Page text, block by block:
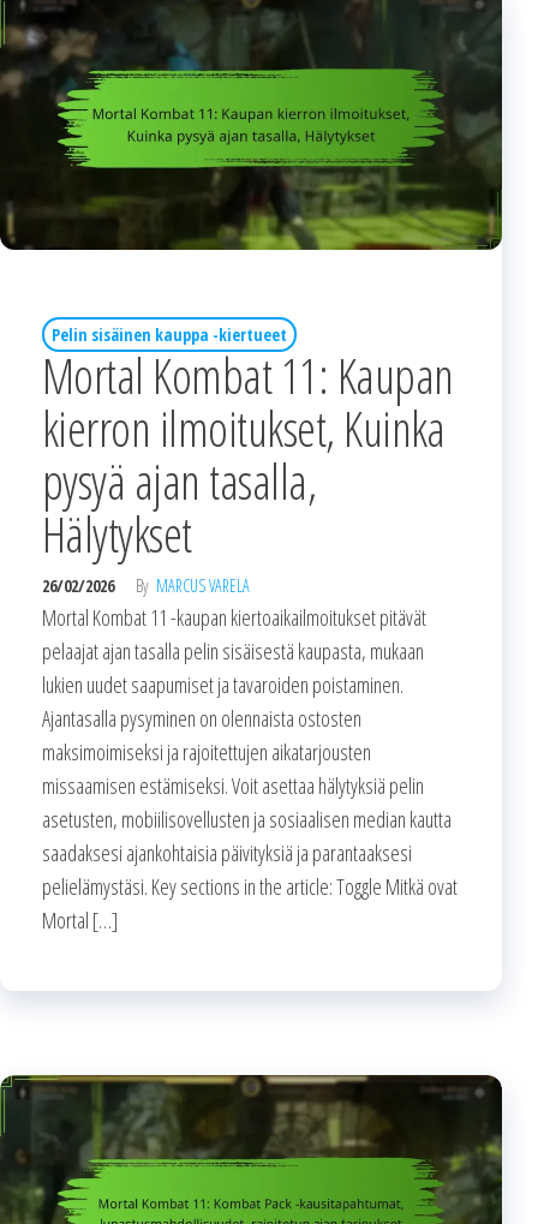
Pelin sisäinen kauppa -kiertueet
Mortal Kombat 11: Kaupan
kierron ilmoitukset, Kuinka
pysyä ajan tasalla,
Hälytykset
26/02/2026 By MARCUS VARELA
Mortal Kombat 11 -kaupan kiertoaikailmoitukset pitävät
pelaajat ajan tasalla pelin sisäisestä kaupasta, mukaan
lukien uudet saapumiset ja tavaroiden poistaminen.
Ajantasalla pysyminen on olennaista ostosten
maksimoimiseksi ja rajoitettujen aikatarjousten
missaamisen estämiseksi. Voit asettaa hälytyksiä pelin
asetusten, mobiilisovellusten ja sosiaalisen median kautta
saadaksesi ajankohtaisia päivityksiä ja parantaaksesi
pelielämystäsi. Key sections in the article: Toggle Mitkä ovat
Mortal […]